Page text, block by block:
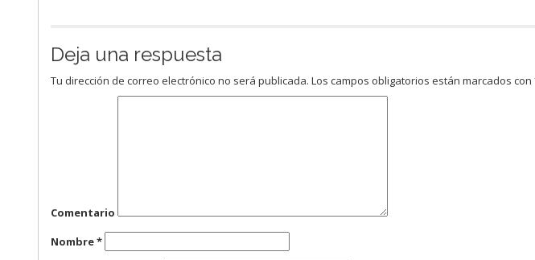
Deja una respuesta
Tu dirección de correo electrónico no será publicada. Los campos obligatorios están marcados con
Comentario
Nombre*